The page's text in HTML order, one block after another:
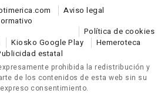
Aviso legal
Política de cookies
Kiosko Google Play
Hemeroteca
estatal
prohibida la redistribución y
de los contenidos de esta web sin su
consentimiento.